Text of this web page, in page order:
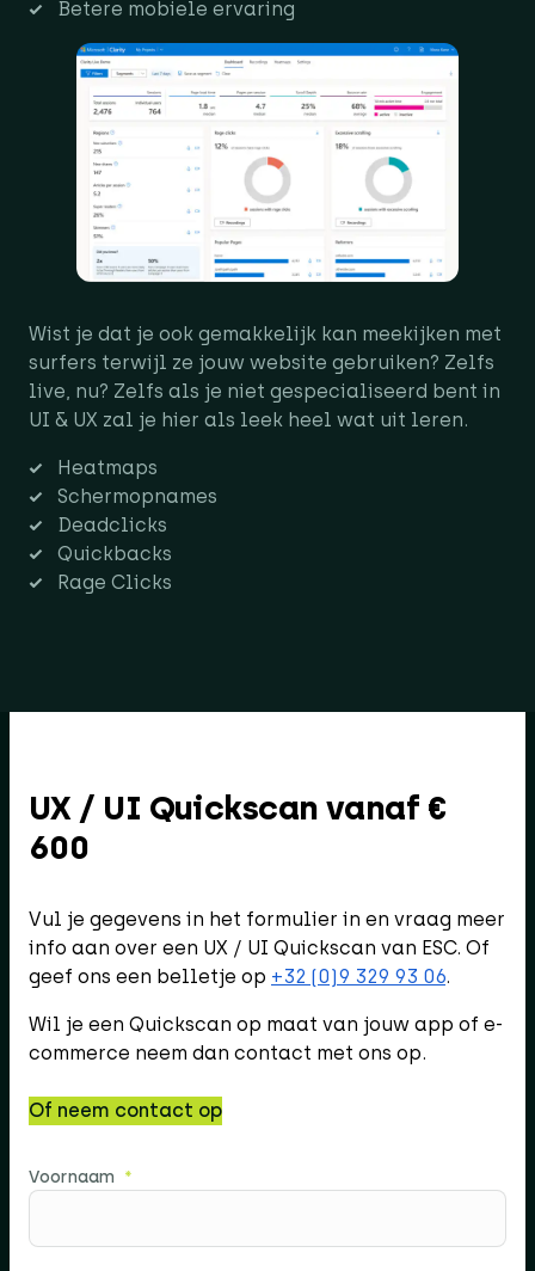
Betere mobiele ervaring
Wist je dat je ook gemakkelijk kan meekijken met
surfers terwijl ze jouw website gebruiken? Zelfs
live, nu? Zelfs als je niet gespecialiseerd bent in
UI & UX zal je hier als leek heel wat uit leren.
Heatmaps
Schermopnames
Deadclicks
Quickbacks
Rage Clicks
UX / UI Quickscan vanaf €
600
Vul je gegevens in het formulier in en vraag meer
info aan over een UX / UI Quickscan van ESC. Of
geef ons een belletje op +32 (0)9 329 93 06.
Wil je een Quickscan op maat van jouw app of e-
commerce neem dan contact met ons op.
Of neem contact op
Voornaam